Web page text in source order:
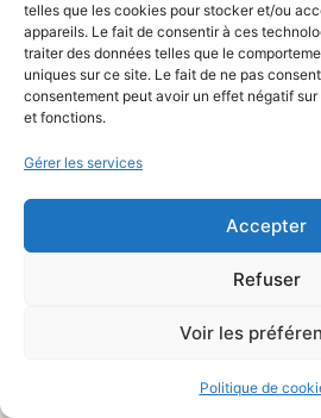
telles que les cookies pour stocker et/ou
appareils. Le fait de consentir à ces
traiter des données telles que le
uniques sur ce site. Le fait de ne pas
consentement peut avoir un effet négatif
et fonctions.
Gérer les services
Accepter
Refuser
Voir les
Politique de